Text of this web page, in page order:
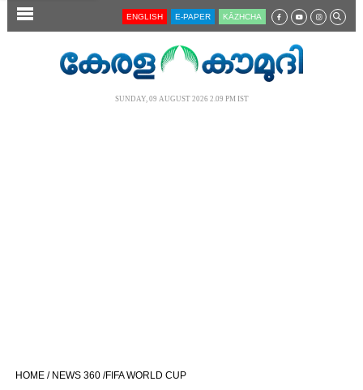
SECTIONS
CINEMA
ENGLISH E-PAPER KĀZHCHA
SUNDAY, 09 AUGUST 2026 2.09 PM IST
HOME / NEWS 360 /FIFA WORLD CUP